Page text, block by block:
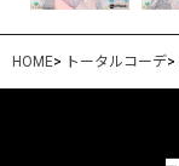
HOME> トータルコーデ>